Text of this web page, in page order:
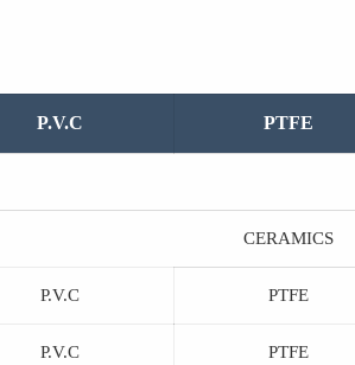
P.V.C PTFE
CERAMICS
P.V.C PTFE
P.V.C PTFE